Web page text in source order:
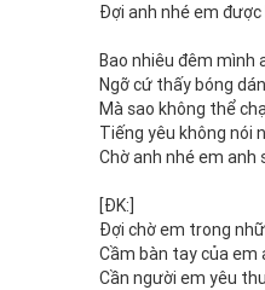
Đợi anh nhé em được
Bao nhiêu đêm mình
Ngỡ cứ thấy bóng
Mà sao không thể
Tiếng yêu không nói
Chờ anh nhé em anh
[ĐK:]
Đợi chờ em trong
Cầm bàn tay của em
Cần người em yêu